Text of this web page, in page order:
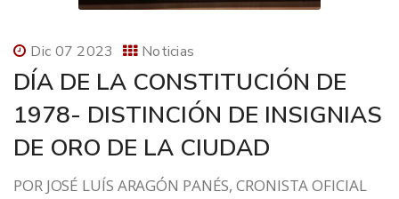
Dic 07 2023 Noticias
DÍA DE LA CONSTITUCIÓN DE
1978- DISTINCIÓN DE INSIGNIAS
DE ORO DE LA CIUDAD
POR JOSÉ LUÍS ARAGÓN PANÉS, CRONISTA OFICIAL